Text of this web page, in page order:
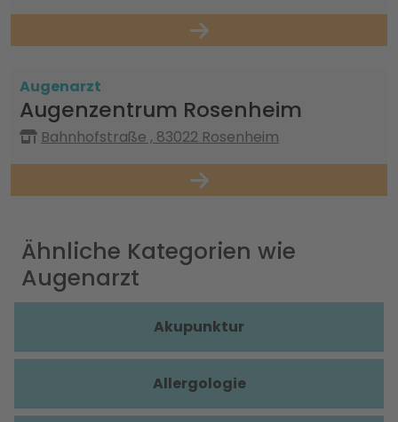
Augenarzt
Augenzentrum Rosenheim
Bahnhofstraße , 83022 Rosenheim
Ähnliche Kategorien wie
Augenarzt
Akupunktur
Allergologie